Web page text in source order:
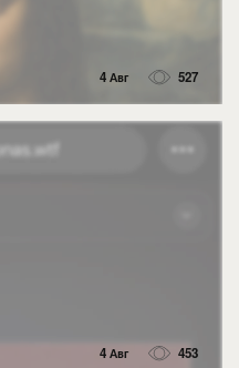
4 Авг 527
4 Авг 453